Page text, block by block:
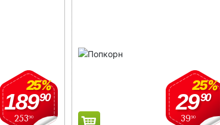
25390
25%
18990
3990
25%
2990